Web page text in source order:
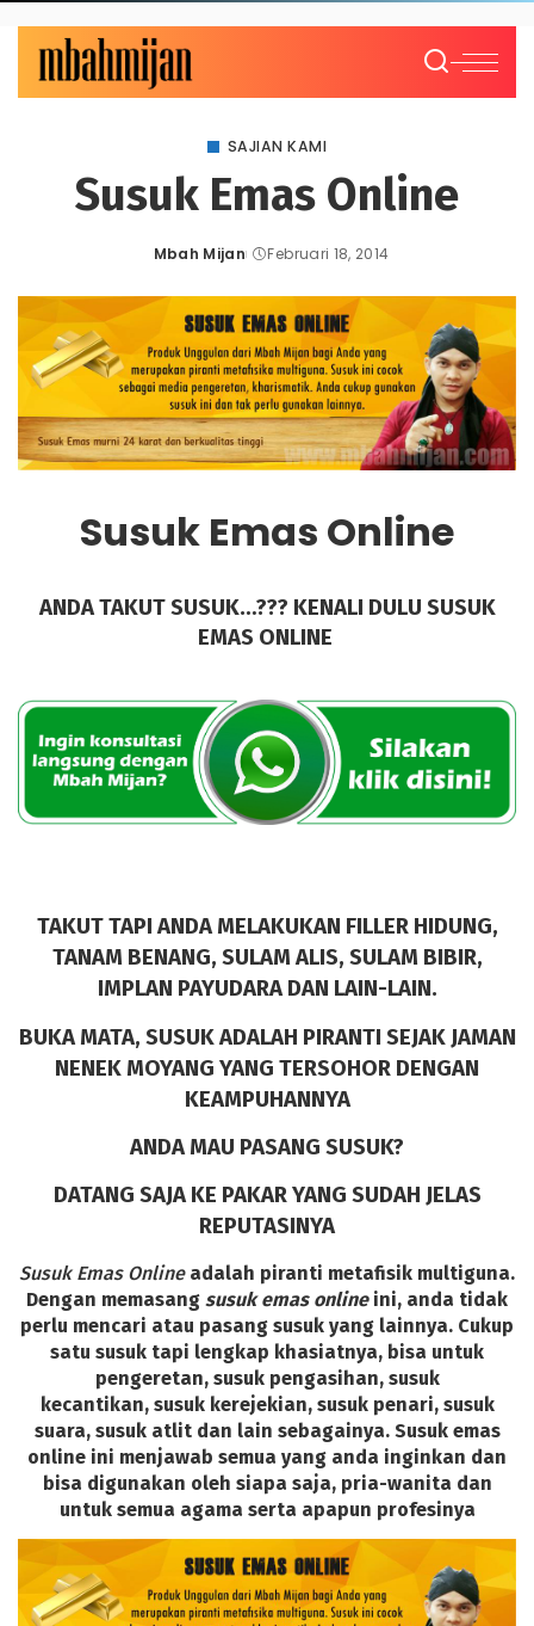
SAJIAN KAMI
Susuk Emas Online
Posted
Mbah Mijan Februari 18, 2014
Susuk Emas Online
ANDA TAKUT SUSUK…??? KENALI DULU SUSUK
EMAS ONLINE
TAKUT TAPI ANDA MELAKUKAN FILLER HIDUNG,
TANAM BENANG, SULAM ALIS, SULAM BIBIR,
IMPLAN PAYUDARA DAN LAIN-LAIN.
BUKA MATA, SUSUK ADALAH PIRANTI SEJAK JAMAN
NENEK MOYANG YANG TERSOHOR DENGAN
KEAMPUHANNYA
ANDA MAU PASANG SUSUK?
DATANG SAJA KE PAKAR YANG SUDAH JELAS
REPUTASINYA
Susuk Emas Onlineadalah piranti metafisik multiguna.
Dengan memasang susuk emas online ini, anda tidak
perlu mencari atau pasang susuk yang lainnya. Cukup
satu susuk tapi lengkap khasiatnya, bisa untuk
pengeretan, susuk pengasihan, susuk
kecantikan, susuk kerejekian, susuk penari, susuk
suara, susuk atlit dan lain sebagainya. Susuk emas
online ini menjawab semua yang anda inginkan dan
bisa digunakan oleh siapa saja, pria-wanita dan
untuk semua agama serta apapun profesinya